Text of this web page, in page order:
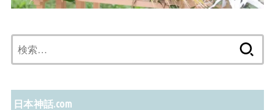
索:
日本神話.com